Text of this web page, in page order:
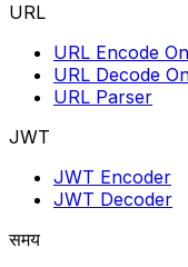
URL
URL Encode
URL Decode
URL Parser
JWT
JWT Encoder
JWT Decoder
समय